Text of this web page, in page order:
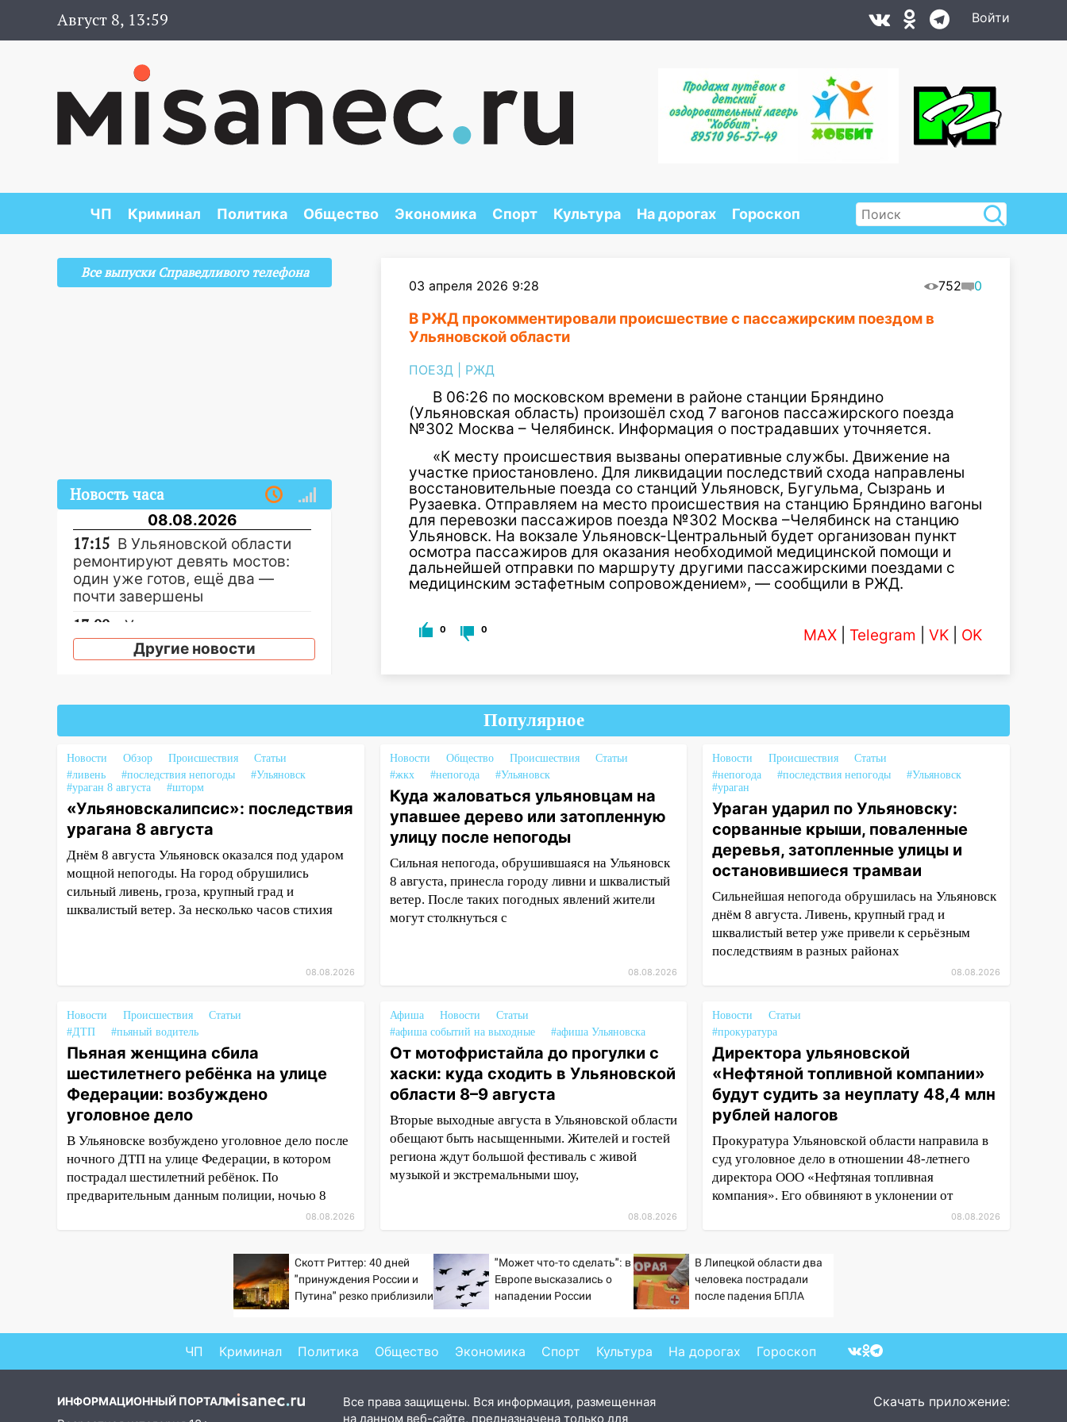
Август 8, 13:59 Войти
ЧП Криминал Политика Общество Экономика Спорт Культура На дорогах Гороскоп
03 апреля 2026 9:28 752 0
В РЖД прокомментировали происшествие с пассажирским поездом в
Ульяновской области
ПОЕЗД РЖД
В 06:26 по московском времени в районе станции Бряндино
(Ульяновская область) произошёл сход 7 вагонов пассажирского поезда
№302 Москва – Челябинск. Информация о пострадавших уточняется.
«К месту происшествия вызваны оперативные службы. Движение на
участке приостановлено. Для ликвидации последствий схода направлены
восстановительные поезда со станций Ульяновск, Бугульма, Сызрань и
Рузаевка. Отправляем на место происшествия на станцию Бряндино вагоны
для перевозки пассажиров поезда №302 Москва –Челябинск на станцию
Ульяновск. На вокзале Ульяновск-Центральный будет организован пункт
осмотра пассажиров для оказания необходимой медицинской помощи и
дальнейшей отправки по маршруту другими пассажирскими поездами с
медицинским эстафетным сопровождением», — сообщили в РЖД.
0 0 MAX Telegram VK OK
Все выпуски Справедливого телефона
Новость часа
08.08.2026
17:15 В Ульяновской области
ремонтируют девять мостов:
один уже готов, ещё два —
почти завершены
17:00
«Ульяновскалипсис»:
последствия урагана 8 августа
августа
16:34 Из-за мощной непогоды в
Ульяновске отменили
фестиваль «Наше время»
16:17 Мелекесский район
первым в Ульяновской области
намолотил более 100 тысяч
тонн зерна
15:17 В колледжи и техникумы
Ульяновской области подали
более 10 тысяч заявлений
14:28
Ураган вырвал остановку
на улице Деева в Заволжье
14:26 Жители Ульяновска сами
пытаются расчистить ливнёвки,
не дождавшись
коммунальщиков
14:16 Шторм продолжает
ломать город: на улице Любови
Шевцовой рухнул светофор
видом преподавателя
Куда жаловаться
ульяновцам на упавшее дерево
непогоды
13:59 В Новом городе
опалубку со строящегося дома
Другие новости
Популярное
Новости Обзор Происшествия
Статьи
#ливень
#последствия непогоды
#Ульяновск
#ураган 8 августа
#шторм
«Ульяновскалипсис»: последствия
урагана 8 августа
Днём 8 августа Ульяновск оказался под ударом
мощной непогоды. На город обрушились
сильный ливень, гроза, крупный град и
шквалистый ветер. За несколько часов стихия
08.08.2026
Новости Общество Происшествия
Статьи
#жкх
#непогода #Ульяновск
Куда жаловаться ульяновцам на
упавшее дерево или затопленную
улицу после непогоды
Сильная непогода, обрушившаяся на Ульяновск
8 августа, принесла городу ливни и шквалистый
ветер. После таких погодных явлений жители
могут столкнуться с
08.08.2026
Новости Происшествия
Статьи
#непогода
#последствия непогоды
#Ульяновск
#ураган
Ураган ударил по Ульяновску:
сорванные крыши, поваленные
деревья, затопленные улицы и
остановившиеся трамваи
Сильнейшая непогода обрушилась на Ульяновск
днём 8 августа. Ливень, крупный град и
шквалистый ветер уже привели к серьёзным
последствиям в разных районах
08.08.2026
Новости Происшествия
Статьи
#ДТП
#пьяный водитель
Пьяная женщина сбила
шестилетнего ребёнка на улице
Федерации: возбуждено
уголовное дело
В Ульяновске возбуждено уголовное дело после
ночного ДТП на улице Федерации, в котором
пострадал шестилетний ребёнок. По
предварительным данным полиции, ночью 8
08.08.2026
Афиша Новости
Статьи
#афиша событий на выходные
#афиша Ульяновска
От мотофристайла до прогулки с
хаски: куда сходить в Ульяновской
области 8–9 августа
Вторые выходные августа в Ульяновской области
обещают быть насыщенными. Жителей и гостей
региона ждут большой фестиваль с живой
музыкой и экстремальными шоу,
08.08.2026
Новости
Статьи
#прокуратура
Директора ульяновской
«Нефтяной топливной компании»
будут судить за неуплату 48,4 млн
рублей налогов
Прокуратура Ульяновской области направила в
суд уголовное дело в отношении 48-летнего
директора ООО «Нефтяная топливная
компания». Его обвиняют в уклонении от
08.08.2026
Скотт Риттер: 40 дней
"принуждения России и
Путина" резко приблизили
"Может что-то сделать": в
Европе высказались о
нападении России
В Липецкой области два
человека пострадали
после падения БПЛА
ЧП Криминал Политика Общество Экономика Спорт Культура На дорогах Гороскоп
ИНФОРМАЦИОННЫЙ ПОРТАЛ
Все права защищены. Вся информация, размещенная
на данном веб-сайте, предназначена только для
Скачать приложение: